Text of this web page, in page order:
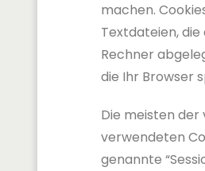
machen.
Textdateien, die
Rechner
die Ihr Browser
Die meisten der
verwendeten
genannte